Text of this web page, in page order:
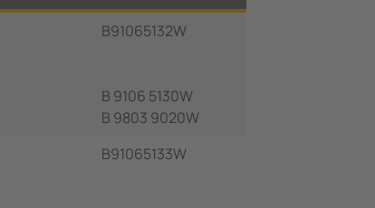
B91065132W
B 9106 5130W
B 9803 9020W
B91065133W